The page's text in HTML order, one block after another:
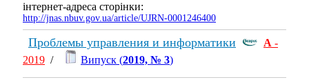
інтернет-адреса сторінки:
http://jnas.nbuv.gov.ua/article/UJRN-0001246400
Проблемы управления и информатики А -
2019 / Випуск (2019, № 3)